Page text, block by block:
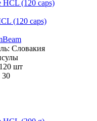
(120 caps)
Словакия
120 шт
30